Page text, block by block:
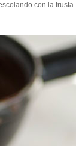
con la frusta.